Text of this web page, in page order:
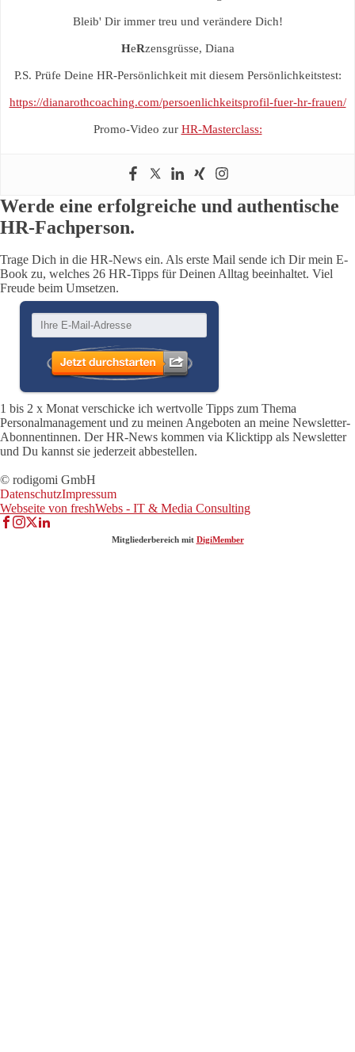
Bleib' Dir immer treu und verändere Dich!
HeRzensgrüsse, Diana
P.S. Prüfe Deine HR-Persönlichkeit mit diesem Persönlichkeitstest:
https://dianarothcoaching.com/persoenlichkeitsprofil-fuer-hr-frauen/
Promo-Video zur HR-Masterclass:
Werde eine erfolgreiche und authentische
HR-Fachperson.
Trage Dich in die HR-News ein. Als erste Mail sende ich Dir mein E-
Book zu, welches 26 HR-Tipps für Deinen Alltag beeinhaltet. Viel
Freude beim Umsetzen.
1 bis 2 x Monat verschicke ich wertvolle Tipps zum Thema
Personalmanagement und zu meinen Angeboten an meine Newsletter-
Abonnentinnen. Der HR-News kommen via Klicktipp als Newsletter
und Du kannst sie jederzeit abbestellen.
© rodigomi GmbH
DatenschutzImpressum
Webseite von freshWebs - IT & Media Consulting
Mitgliederbereich mit DigiMember